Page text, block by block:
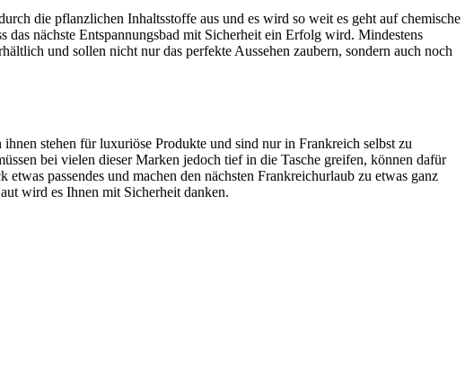
die pflanzlichen Inhaltsstoffe aus und es wird so weit es geht auf chemische
nächste Entspannungsbad mit Sicherheit ein Erfolg wird. Mindestens
und sollen nicht nur das perfekte Aussehen zaubern, sondern auch noch
stehen für luxuriöse Produkte und sind nur in Frankreich selbst zu
bei vielen dieser Marken jedoch tief in die Tasche greifen, können dafür
passendes und machen den nächsten Frankreichurlaub zu etwas ganz
wird es Ihnen mit Sicherheit danken.